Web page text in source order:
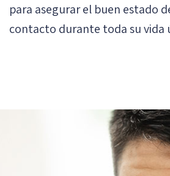
para asegurar el buen estado
contacto durante toda su vida